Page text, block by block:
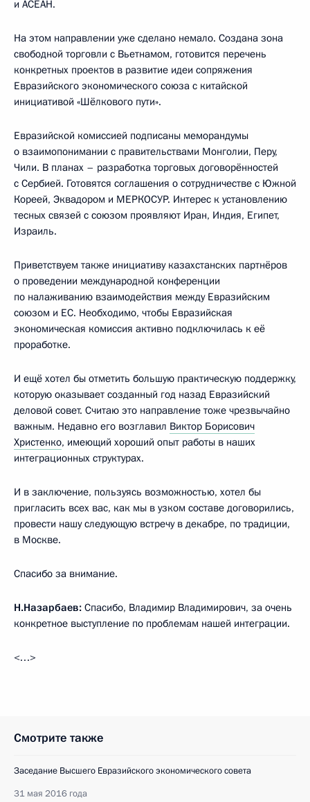
и АСЕАН.
На этом направлении уже сделано немало. Создана зона
свободной торговли с Вьетнамом, готовится перечень
конкретных проектов в развитие идеи сопряжения
Евразийского экономического союза с китайской
инициативой «Шёлкового пути».
Евразийской комиссией подписаны меморандумы
о взаимопонимании с правительствами Монголии, Перу,
Чили. В планах – разработка торговых договорённостей
с Сербией. Готовятся соглашения о сотрудничестве с Южной
Кореей, Эквадором и МЕРКОСУР. Интерес к установлению
тесных связей с союзом проявляют Иран, Индия, Египет,
Израиль.
Приветствуем также инициативу казахстанских партнёров
о проведении международной конференции
по налаживанию взаимодействия между Евразийским
союзом и ЕС. Необходимо, чтобы Евразийская
экономическая комиссия активно подключилась к её
проработке.
И ещё хотел бы отметить большую практическую поддержку,
которую оказывает созданный год назад Евразийский
деловой совет. Считаю это направление тоже чрезвычайно
важным. Недавно его возглавил Виктор Борисович
Христенко, имеющий хороший опыт работы в наших
интеграционных структурах.
И в заключение, пользуясь возможностью, хотел бы
пригласить всех вас, как мы в узком составе договорились,
провести нашу следующую встречу в декабре, по традиции,
в Москве.
Спасибо за внимание.
Н.Назарбаев: Спасибо, Владимир Владимирович, за очень
конкретное выступление по проблемам нашей интеграции.
<…>
Смотрите также
Заседание Высшего Евразийского экономического совета
31 мая 2016 года